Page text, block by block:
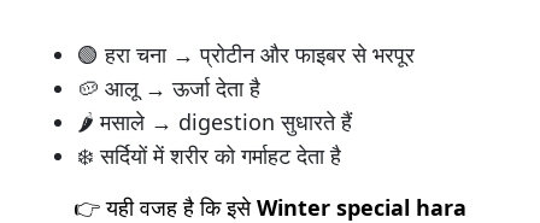
🟢 हरा चना → प्रोटीन और फाइबर से भरपूर
🥔 आलू → ऊर्जा देता है
🌶️ मसाले → digestion सुधारते हैं
❄️ सर्दियों में शरीर को गर्माहट देता है
👉 यही वजह है कि इसेWinter special hara